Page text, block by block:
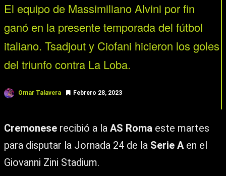
El equipo de Massimiliano Alvini por fin
ganó en la presente temporada del fútbol
italiano. Tsadjout y Ciofani hicieron los goles
del triunfo contra La Loba.
Omar Talavera Febrero 28, 2023
Cremonese recibió a la AS Roma este martes
para disputar la Jornada 24 de la Serie Aen el
Giovanni Zini Stadium.